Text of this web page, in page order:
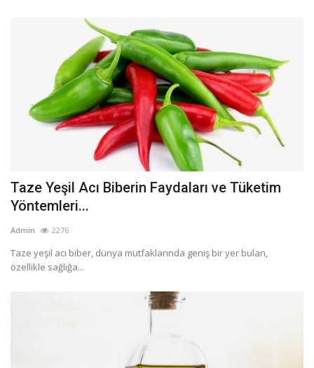
Taze Yeşil Acı Biberin Faydaları ve Tüketim
Yöntemleri...
Admin 2276
Taze yeşil acı biber, dünya mutfaklarında geniş bir yer bulan,
özellikle sağlığa...